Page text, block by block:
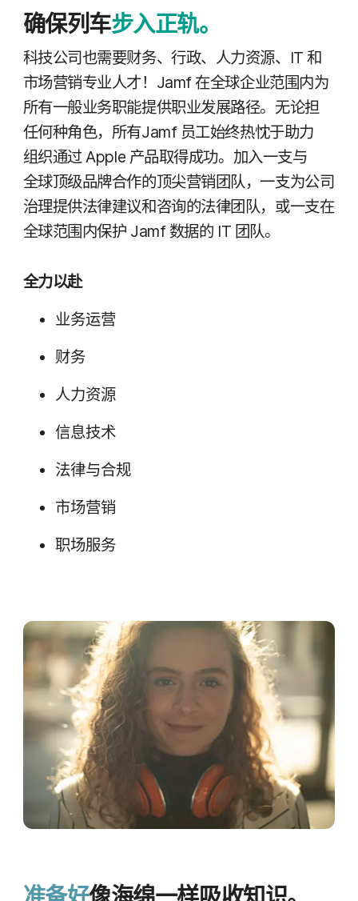
确保列​车步入​正轨。
科技​公司​也​需要​财务、​行政、​人力​资源、 IT和​
市场​营销​专业​人​才！ Jamf 在​全球​企业​范围​内为​
所有​一般​业务职​能​提供​职业​发展​路径。​无论​担​
任何​种​角色，​所有Jamf 员工​始终热忱于​助力​
组织​通过Apple 产品​取得​成功。​加入​一支​与​
全球​顶​级​品牌​合作​的​顶尖​营销​团队，​一​支​为​公司​
治理​提供​法律​建议​和​咨询​的​法律​团队，​或​一支​在​
全球​范围​内​保护 Jamf 数据​的 IT 团队。
全力​以​赴
业务​运营
财务
人力​资源
信息​技术
法律​与​合规
市场​营销
职场​服务